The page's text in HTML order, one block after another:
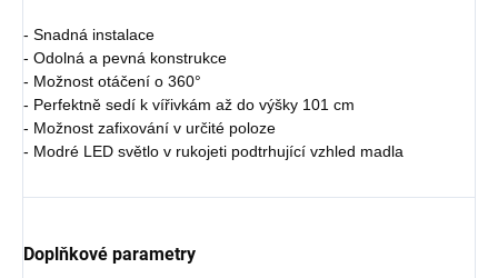
- Snadná instalace
- Odolná a pevná konstrukce
- Možnost otáčení o 360°
- Perfektně sedí k vířivkám až do výšky 101 cm
- Možnost zafixování v určité poloze
- Modré LED světlo v rukojeti podtrhující vzhled madla
Doplňkové parametry